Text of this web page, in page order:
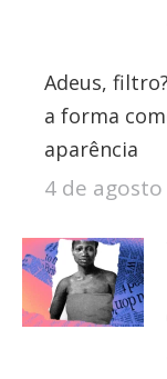
Adeus,
a forma
aparência
4 de